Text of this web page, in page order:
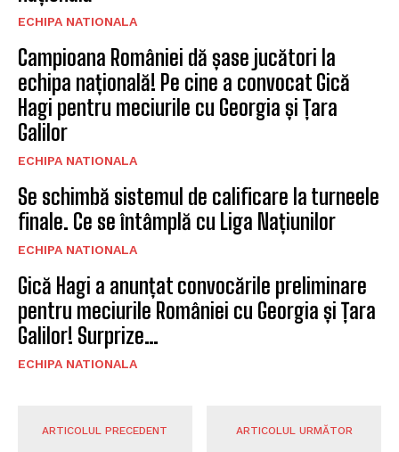
ECHIPA NATIONALA
Campioana României dă șase jucători la
echipa națională! Pe cine a convocat Gică
Hagi pentru meciurile cu Georgia și Țara
Galilor
ECHIPA NATIONALA
Se schimbă sistemul de calificare la turneele
finale. Ce se întâmplă cu Liga Națiunilor
ECHIPA NATIONALA
Gică Hagi a anunțat convocările preliminare
pentru meciurile României cu Georgia și Țara
Galilor! Surprize…
ECHIPA NATIONALA
ARTICOLUL PRECEDENT ARTICOLUL URMĂTOR